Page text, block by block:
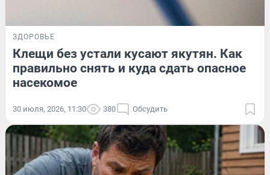
ЗДОРОВЬЕ
Клещи без устали кусают якутян. Как
правильно снять и куда сдать опасное
насекомое
30 июля, 2026, 11:30 380 Обсудить